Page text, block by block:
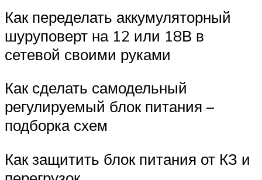
Как переделать аккумуляторный
шуруповерт на 12 или 18В в
сетевой своими руками
Как сделать самодельный
регулируемый блок питания –
подборка схем
Как защитить блок питания от КЗ и